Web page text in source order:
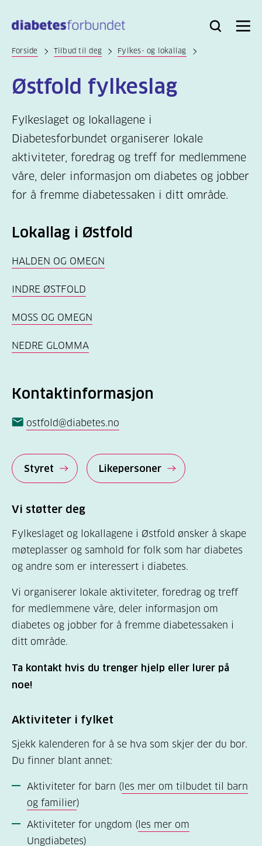
hovedinnhold
Bli
Logg
Søk Meny
Forside Tilbud til deg Fylkes- og lokallag
Østfold fylkeslag
Fylkeslaget og lokallagene i
Diabetesforbundet organiserer lokale
aktiviteter, foredrag og treff for medlemmene
våre, deler informasjon om diabetes og jobber
for å fremme diabetessaken i ditt område.
Lokallag i Østfold
HALDEN OG OMEGN
INDRE ØSTFOLD
MOSS OG OMEGN
NEDRE GLOMMA
Kontaktinformasjon
ostfold@diabetes.no
Styret Likepersoner
Vi støtter deg
Fylkeslaget og lokallagene i Østfold ønsker å skape
møteplasser og samhold for folk som har diabetes
og andre som er interessert i diabetes.
Vi organiserer lokale aktiviteter, foredrag og treff
for medlemmene våre, deler informasjon om
diabetes og jobber for å fremme diabetessaken i
ditt område.
Ta kontakt hvis du trenger hjelp eller lurer på
noe!
Aktiviteter i fylket
Sjekk kalenderen for å se hva som skjer der du bor.
Du finner blant annet:
Aktiviteter for barn ( les mer om tilbudet til barn
og familier)
Aktiviteter for ungdom ( les mer om
Ungdiabetes)